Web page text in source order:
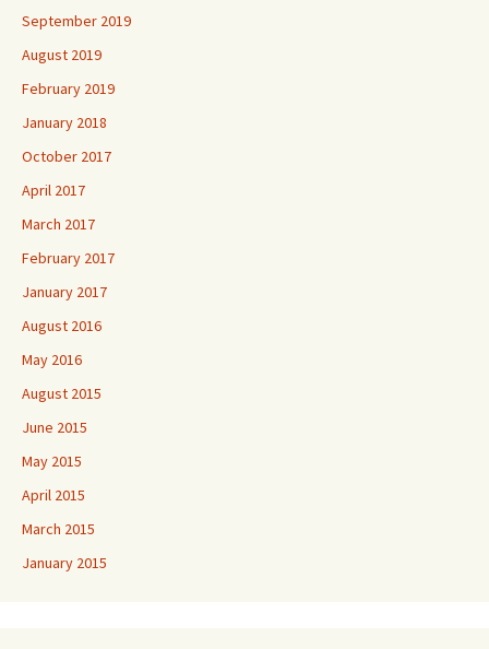
September 2019
August 2019
February 2019
January 2018
October 2017
April 2017
March 2017
February 2017
January 2017
August 2016
May 2016
August 2015
June 2015
May 2015
April 2015
March 2015
January 2015